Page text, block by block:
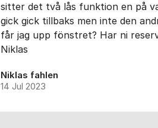
sitter det två lås funktion en på
gick gick tillbaks men inte den
får jag upp fönstret? Har ni
Niklas
Niklas fahlen
14 Jul 2023